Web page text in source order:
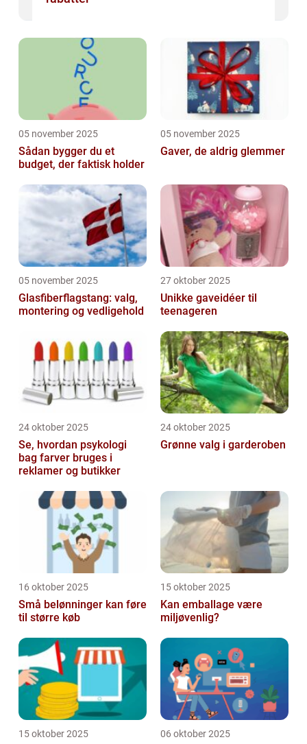
05 november 2025
Sådan bygger du et
budget, der faktisk holder
05 november 2025
Gaver, de aldrig glemmer
05 november 2025
Glasfiberflagstang: valg,
montering og vedligehold
27 oktober 2025
Unikke gaveidéer til
teenageren
24 oktober 2025
Se, hvordan psykologi
bag farver bruges i
reklamer og butikker
24 oktober 2025
Grønne valg i garderoben
16 oktober 2025
Små belønninger kan føre
til større køb
15 oktober 2025
Kan emballage være
miljøvenlig?
15 oktober 2025 06 oktober 2025